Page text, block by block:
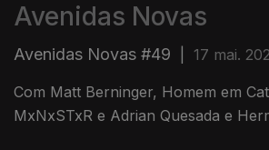
Avenidas Novas
Avenidas Novas #49 17 mai.
Com Matt Berninger, Homem em
MxNxSTxR e Adrian Quesada e